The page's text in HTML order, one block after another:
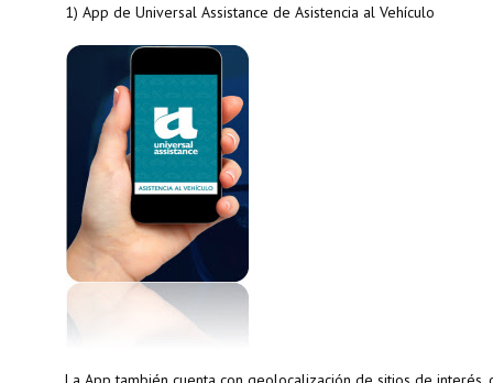
1) App de Universal Assistance de Asistencia al Vehículo